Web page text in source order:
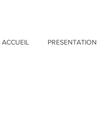
ACCUEIL PRESENTATION